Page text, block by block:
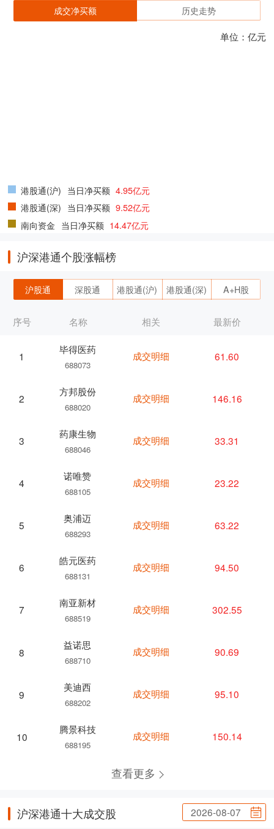
成交净买额 历史走势
单位：亿元
港股通(沪) 当日净买额 4.95亿元
港股通(深) 当日净买额 9.52亿元
南向资金 当日净买额 14.47亿元
沪深港通个股涨幅榜
沪股通 深股通 港股通(沪) 港股通(深) A+H股
序号 名称
1
毕得医药
688073
2
方邦股份
688020
3
药康生物
688046
4
诺唯赞
688105
5
奥浦迈
688293
6
皓元医药
688131
7
南亚新材
688519
8
益诺思
688710
9
美迪西
688202
10
腾景科技
688195
相关 最新价
成交明细 61.60
成交明细 146.16
成交明细 33.31
成交明细 23.22
成交明细 63.22
成交明细 94.50
成交明细 302.55
成交明细 90.69
成交明细 95.10
成交明细 150.14
查看更多
沪深港通十大成交股 2026-08-07